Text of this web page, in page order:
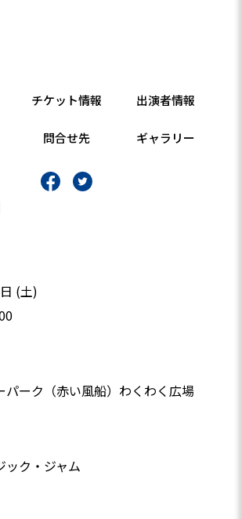
(土)
パーク（赤い風船）わくわく広場
ック・ジャム
チケット情報 出演者情報
問合せ先 ギャラリー